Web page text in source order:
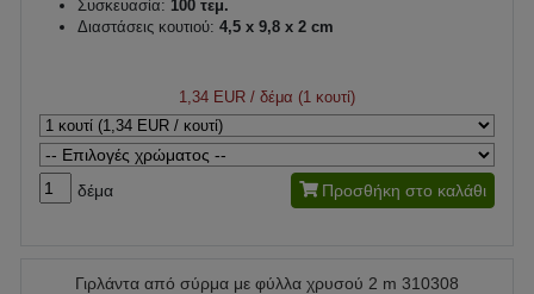
Συσκευασία: 100 τεμ.
Διαστάσεις κουτιού: 4,5 x 9,8 x 2 cm
1,34 EUR / δέμα (1 κουτί)
δέμα Προσθήκη στο καλάθι
Γιρλάντα από σύρμα με φύλλα χρυσού 2 m 310308